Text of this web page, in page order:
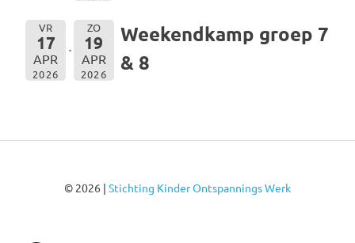
VR
17
APR
2026
ZO
19
APR
2026
Weekendkamp groep 7
& 8
© 2026 | Stichting Kinder Ontspannings Werk